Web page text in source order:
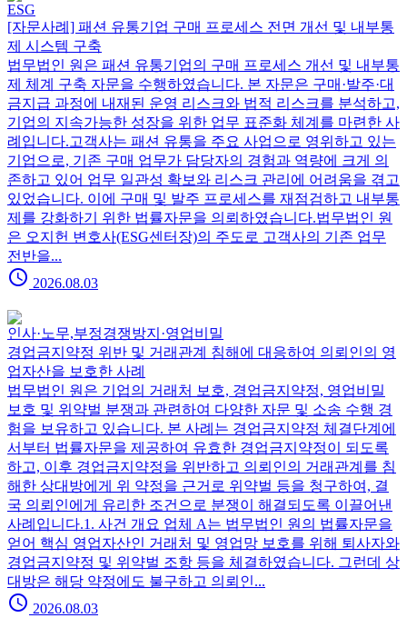
ESG
[자문사례] 패션 유통기업 구매 프로세스 전면 개선 및 내부통
제 시스템 구축
법무법인 원은 패션 유통기업의 구매 프로세스 개선 및 내부통
제 체계 구축 자문을 수행하였습니다. 본 자문은 구매·발주·대
금지급 과정에 내재된 운영 리스크와 법적 리스크를 분석하고,
기업의 지속가능한 성장을 위한 업무 표준화 체계를 마련한 사
례입니다.고객사는 패션 유통을 주요 사업으로 영위하고 있는
기업으로, 기존 구매 업무가 담당자의 경험과 역량에 크게 의
존하고 있어 업무 일관성 확보와 리스크 관리에 어려움을 겪고
있었습니다. 이에 구매 및 발주 프로세스를 재점검하고 내부통
제를 강화하기 위한 법률자문을 의뢰하였습니다.법무법인 원
은 오지헌 변호사(ESG센터장)의 주도로 고객사의 기존 업무
전반을...
schedule 2026.08.03
인사·노무,부정경쟁방지·영업비밀
경업금지약정 위반 및 거래관계 침해에 대응하여 의뢰인의 영
업자산을 보호한 사례
법무법인 원은 기업의 거래처 보호, 경업금지약정, 영업비밀
보호 및 위약벌 분쟁과 관련하여 다양한 자문 및 소송 수행 경
험을 보유하고 있습니다. 본 사례는 경업금지약정 체결단계에
서부터 법률자문을 제공하여 유효한 경업금지약정이 되도록
하고, 이후 경업금지약정을 위반하고 의뢰인의 거래관계를 침
해한 상대방에게 위 약정을 근거로 위약벌 등을 청구하여, 결
국 의뢰인에게 유리한 조건으로 분쟁이 해결되도록 이끌어낸
사례입니다.1. 사건 개요 업체 A는 법무법인 원의 법률자문을
얻어 핵심 영업자산인 거래처 및 영업망 보호를 위해 퇴사자와
경업금지약정 및 위약벌 조항 등을 체결하였습니다. 그런데 상
대방은 해당 약정에도 불구하고 의뢰인...
schedule 2026.08.03